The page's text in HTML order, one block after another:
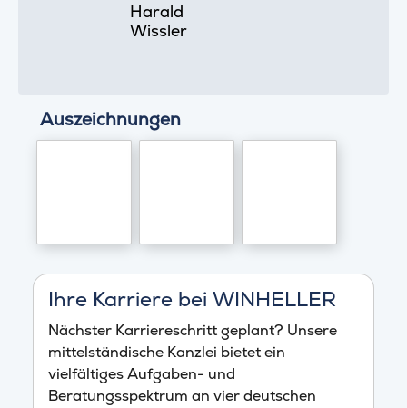
Harald
Wissler
Auszeichnungen
Ihre Karriere bei WINHELLER
Nächster Karriereschritt geplant? Unsere
mittelständische Kanzlei bietet ein
vielfältiges Aufgaben- und
Beratungsspektrum an vier deutschen